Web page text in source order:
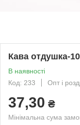
Кава отдушка-
В наявності
Код: 233
Опт і
37,30 ₴
Мінімальна сума